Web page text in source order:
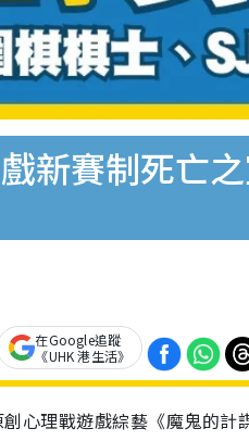
新賽制死亡
在Google追蹤
《UHK 港生活》
心理戰遊戲綜藝《魔鬼的計